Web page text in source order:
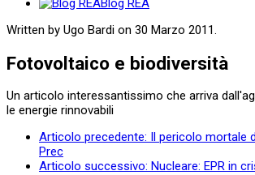
Blog REA
Written by Ugo Bardi on 30 Marzo 2011.
Fotovoltaico e biodiversità
Un articolo interessantissimo che arriva
le energie rinnovabili
Articolo precedente: Il pericolo mortale
Prec
Articolo successivo: Nucleare: EPR in